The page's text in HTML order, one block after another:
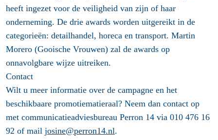
heeft ingezet voor de veiligheid van zijn of haar
onderneming. De drie awards worden uitgereikt in de
categorieën: detailhandel, horeca en transport. Martin
Morero (Gooische Vrouwen) zal de awards op
onnavolgbare wijze uitreiken.
Contact
Wilt u meer informatie over de campagne en het
beschikbaare promotiematieraal? Neem dan contact op
met communicatieadviesbureau Perron 14 via 010 476 16
92 of mail josine@perron14.nl.